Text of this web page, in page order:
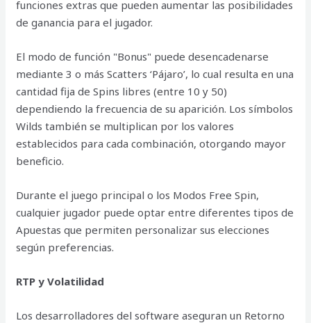
funciones extras que pueden aumentar las posibilidades
de ganancia para el jugador.
El modo de función "Bonus" puede desencadenarse
mediante 3 o más Scatters ‘Pájaro’, lo cual resulta en una
cantidad fija de Spins libres (entre 10 y 50)
dependiendo la frecuencia de su aparición. Los símbolos
Wilds también se multiplican por los valores
establecidos para cada combinación, otorgando mayor
beneficio.
Durante el juego principal o los Modos Free Spin,
cualquier jugador puede optar entre diferentes tipos de
Apuestas que permiten personalizar sus elecciones
según preferencias.
RTP y Volatilidad
Los desarrolladores del software aseguran un Retorno